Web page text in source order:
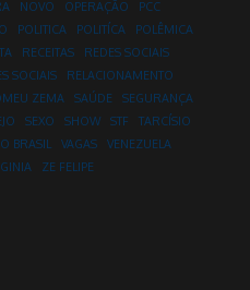
NOVO OPERAÇÃO
PCC
POLITICA POLITÍCA
POLÊMICA
RECEITAS
REDES SOCIAIS
SOCIAIS
RELACIONAMENTO
ZEMA SAÚDE
SEGURANÇA
SEXO SHOW STF
TARCÍSIO
BRASIL VAGAS
VENEZUELA
ZE FELIPE